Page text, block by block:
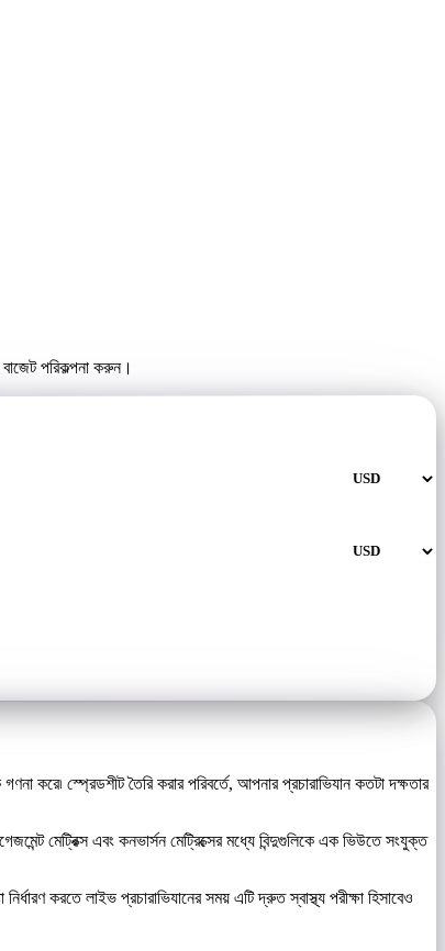
পরিকল্পনা করুন।
করে৷ স্প্রেডশীট তৈরি করার পরিবর্তে, আপনার প্রচারাভিযান কতটা দক্ষতার
মেট্রিক্স এবং কনভার্সন মেট্রিক্সের মধ্যে বিন্দুগুলিকে এক ভিউতে সংযুক্ত
করতে লাইভ প্রচারাভিযানের সময় এটি দ্রুত স্বাস্থ্য পরীক্ষা হিসাবেও